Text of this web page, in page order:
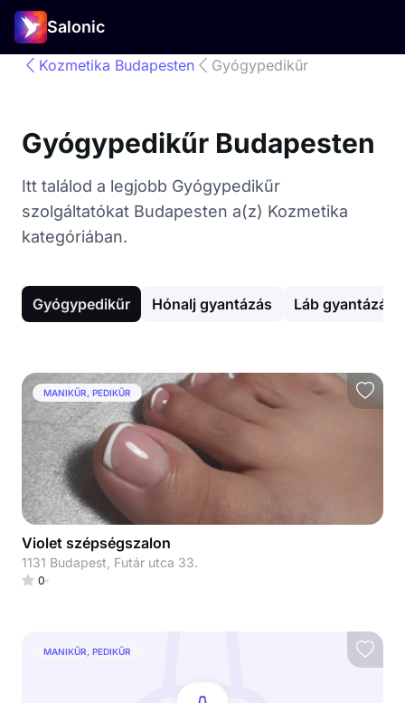
Salonic
Kozmetika Budapesten Gyógypedikűr
Gyógypedikűr Budapesten
Itt találod a legjobb Gyógypedikűr
szolgáltatókat Budapesten a(z) Kozmetika
kategóriában.
Gyógypedikűr Hónalj gyantázás Láb gyantázás
MANIKŰR, PEDIKŰR
Violet szépségszalon
1131 Budapest, Futár utca 33.
0
MANIKŰR, PEDIKŰR